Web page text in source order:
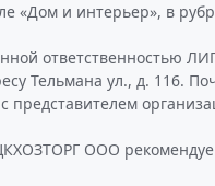
«Дом и интерьер», в
ответственностью
Тельмана ул., д. 116.
представителем
ООО